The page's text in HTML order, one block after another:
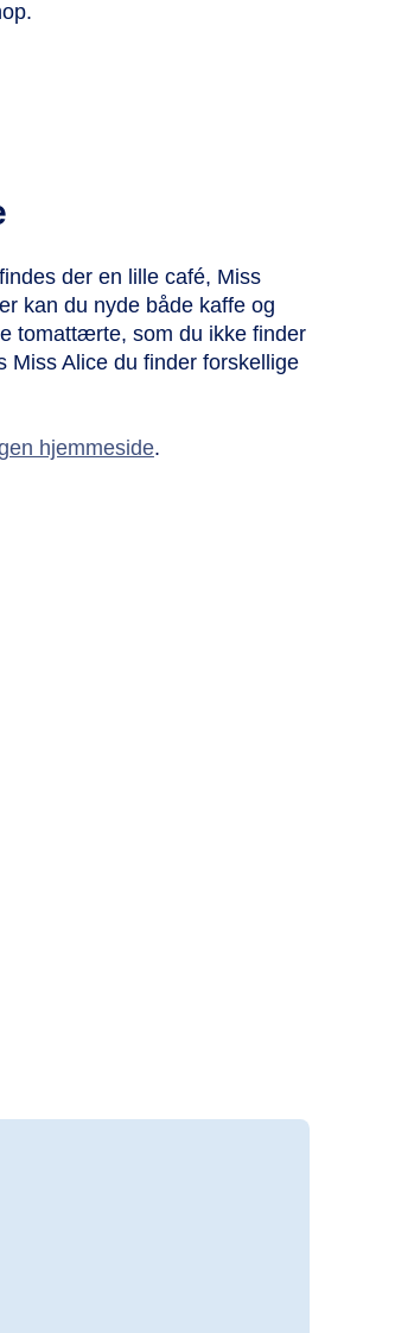
der en lille café, Miss
kan du nyde både kaffe og
tomattærte, som du ikke finder
Miss Alice du finder forskellige
hjemmeside.